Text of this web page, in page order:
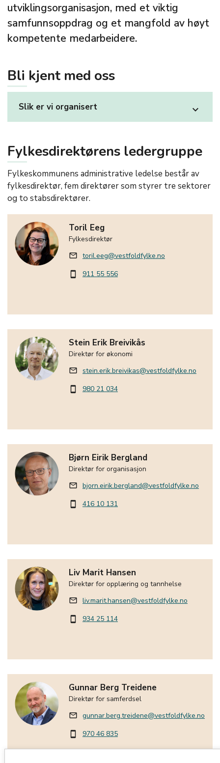
utviklingsorganisasjon, med et viktig
samfunnsoppdrag og et mangfold av høyt
kompetente medarbeidere.
Bli kjent med oss
Slik er vi organisert expand_more
Fylkesdirektørens ledergruppe
Fylkeskommunens administrative ledelse består av
fylkesdirektør, fem direktører som styrer tre sektorer
og to stabsdirektører.
Toril Eeg
Fylkesdirektør
mail_outline toril.eeg@vestfoldfylke.no
smartphone 911 55 556
Stein Erik Breivikås
Direktør for økonomi
mail_outline stein.erik.breivikas@vestfoldfylke.no
smartphone 980 21 034
Bjørn Eirik Bergland
Direktør for organisasjon
mail_outline bjorn.eirik.bergland@vestfoldfylke.no
smartphone 416 10 131
Liv Marit Hansen
Direktør for opplæring og tannhelse
mail_outline liv.marit.hansen@vestfoldfylke.no
smartphone 934 25 114
Gunnar Berg Treidene
Direktør for samferdsel
mail_outline gunnar.berg.treidene@vestfoldfylke.no
smartphone 970 46 835